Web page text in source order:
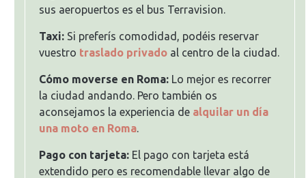
sus aeropuertos es el bus Terravision.
Taxi: Si preferís comodidad, podéis reservar
vuestro traslado privado al centro de la ciudad.
Cómo moverse en Roma: Lo mejor es recorrer
la ciudad andando. Pero también os
aconsejamos la experiencia de alquilar un día
una moto en Roma.
Pago con tarjeta: El pago con tarjeta está
extendido pero es recomendable llevar algo de